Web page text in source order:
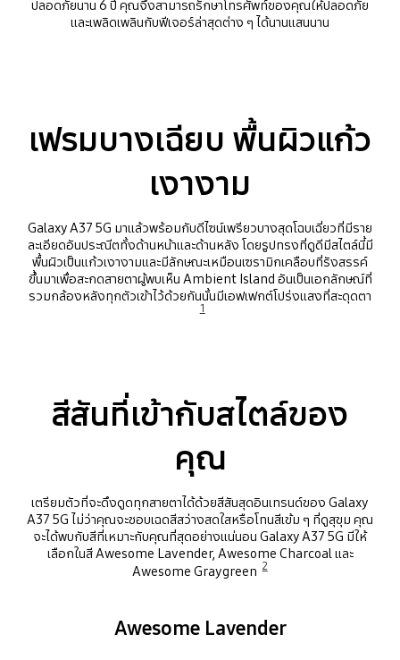
ปลอดภัยนาน 6 ปี คุณจึงสามารถรักษาโทรศัพท์ของคุณให้ปลอดภัย
และเพลิดเพลินกับฟีเจอร์ล่าสุดต่าง ๆ ได้นานแสนนาน
เฟรมบางเฉียบ พื้นผิวแก้ว
เงางาม
Galaxy A37 5G มาแล้วพร้อมกับดีไซน์เพรียวบางสุดโฉบเฉี่ยวที่มีราย
ละเอียดอันประณีตทั้งด้านหน้าและด้านหลัง โดยรูปทรงที่ดูดีมีสไตล์นี้มี
พื้นผิวเป็นแก้วเงางามและมีลักษณะเหมือนเซรามิกเคลือบที่รังสรรค์
ขึ้นมาเพื่อสะกดสายตาผู้พบเห็น Ambient Island อันเป็นเอกลักษณ์ที่
รวมกล้องหลังทุกตัวเข้าไว้ด้วยกันนั้นมีเอฟเฟกต์โปร่งแสงที่สะดุดตา
1
สีสันที่เข้ากับสไตล์ของ
คุณ
เตรียมตัวที่จะดึงดูดทุกสายตาได้ด้วยสีสันสุดอินเทรนด์ของ Galaxy
A37 5G ไม่ว่าคุณจะชอบเฉดสีสว่างสดใสหรือโทนสีเข้ม ๆ ที่ดูสุขุม คุณ
จะได้พบกับสีที่เหมาะกับคุณที่สุดอย่างแน่นอน Galaxy A37 5G มีให้
เลือกในสี Awesome Lavender, Awesome Charcoal และ
Awesome Graygreen 2
Awesome Lavender